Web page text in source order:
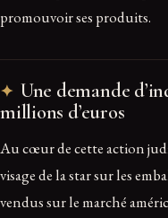
promouvoir ses produits.
Une demande
millions d’euros
Au cœur de cette action
visage de la star sur les
vendus sur le marché